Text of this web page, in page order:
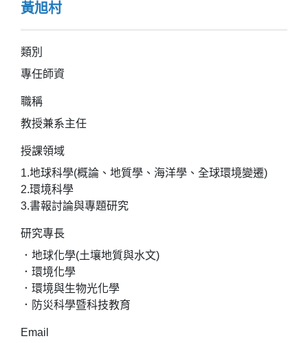
黃旭村
類別
專任師資
職稱
教授兼系主任
授課領域
1.地球科學(概論、地質學、海洋學、全球環境變遷)
2.環境科學
3.書報討論與專題研究
研究專長
．地球化學(土壤地質與水文)
．環境化學
．環境與生物光化學
．防災科學暨科技教育
Email